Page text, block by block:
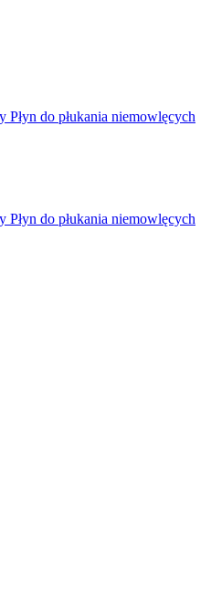
do płukania niemowlęcych
do płukania niemowlęcych